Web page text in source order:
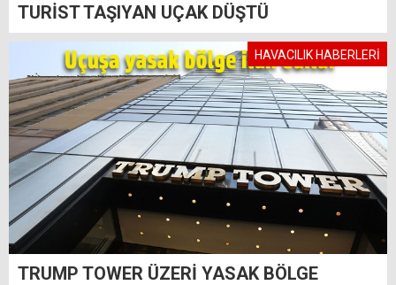
TURİST TAŞIYAN UÇAK DÜŞTÜ
HAVACILIK HABERLERİ
TRUMP TOWER ÜZERİ YASAK BÖLGE